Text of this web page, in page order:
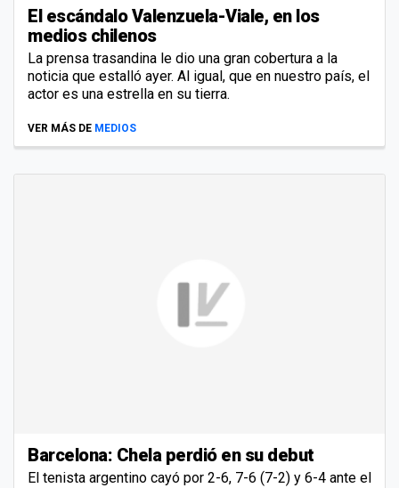
El escándalo Valenzuela-Viale, en los
medios chilenos
La prensa trasandina le dio una gran cobertura a la
noticia que estalló ayer. Al igual, que en nuestro país, el
actor es una estrella en su tierra.
VER MÁS DE MEDIOS
Barcelona: Chela perdió en su debut
El tenista argentino cayó por 2-6, 7-6 (7-2) y 6-4 ante el